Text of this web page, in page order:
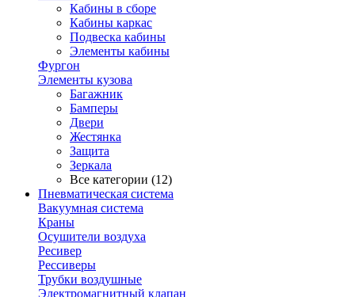
Кабины в сборе
Кабины каркас
Подвеска кабины
Элементы кабины
Фургон
Элементы кузова
Багажник
Бамперы
Двери
Жестянка
Защита
Зеркала
Все категории (12)
Пневматическая система
Вакуумная система
Краны
Осушители воздуха
Ресивер
Рессиверы
Трубки воздушные
Электромагнитный клапан